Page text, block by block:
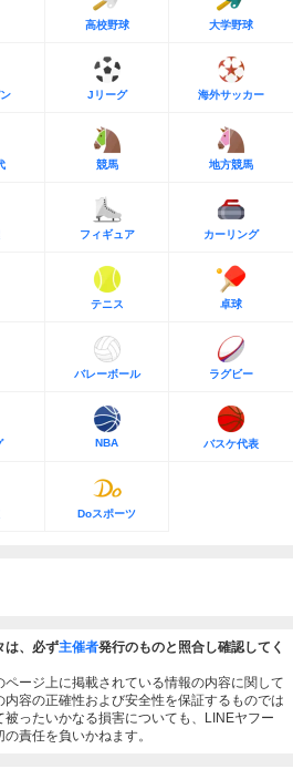
高校野球 大学野球
Jリーグ 海外サッカー
競馬 地方競馬
フィギュア カーリング
テニス 卓球
バレーボール ラグビー
NBA バスケ代表
Doスポーツ
は、必ず主催者発行のものと照合し確認してく
ージ上に掲載されている情報の内容に関して
容の正確性および安全性を保証するものでは
ったいかなる損害についても、LINEヤフー
責任を負いかねます。